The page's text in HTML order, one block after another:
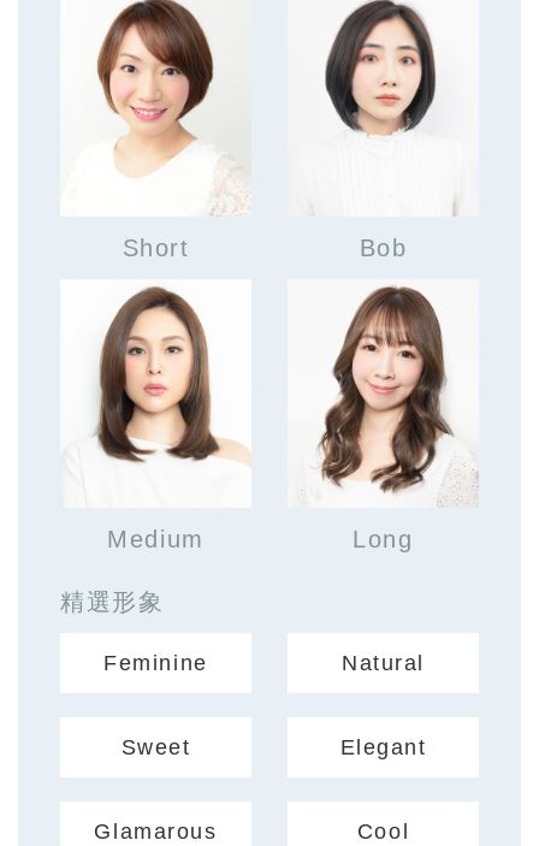
Short Bob
Medium Long
精選形象
Feminine Natural
Sweet Elegant
Glamarous Cool